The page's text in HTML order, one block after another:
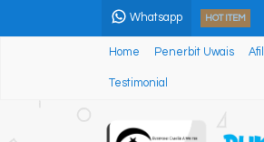
Whatsapp HOT ITEM
Home Penerbit Uwais
Testimonial